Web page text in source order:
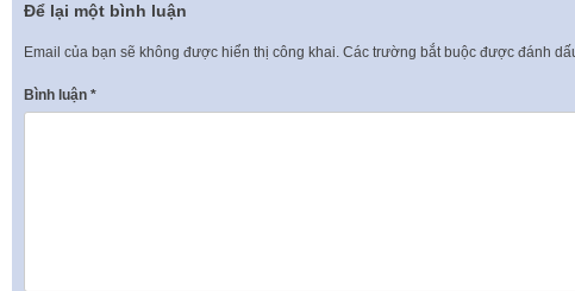
Để lại một bình luận
Email của bạn sẽ không được hiển thị công khai. Các trường bắt buộc được đánh
Bình luận *